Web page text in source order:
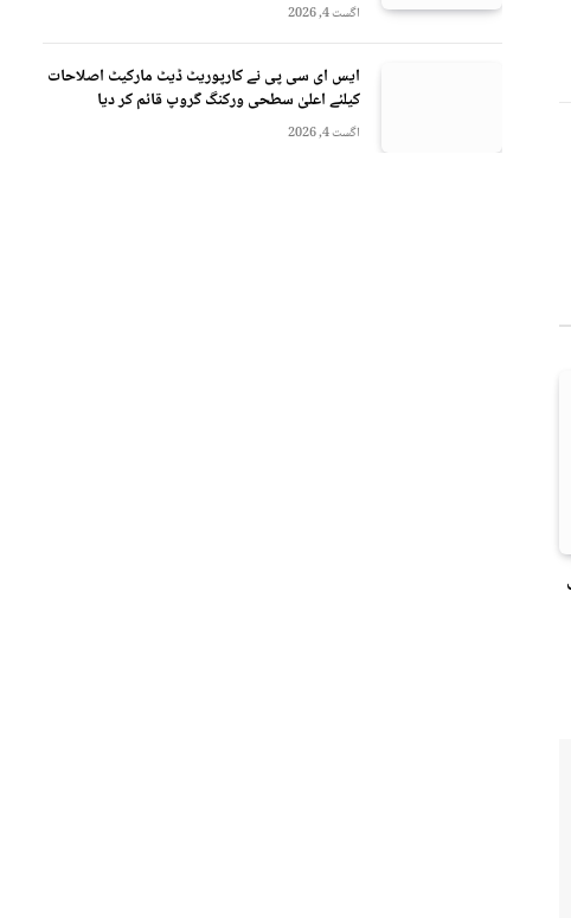
اگست 4, 2026
ایس ای سی پی نے کارپوریٹ ڈیٹ مارکیٹ اصلاحات
کیلئے اعلیٰ سطحی ورکنگ گروپ قائم کر دیا
اگست 4, 2026